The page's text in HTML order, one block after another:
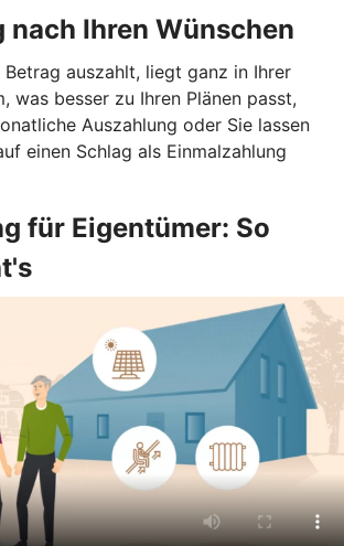
nach Ihren Wünschen
Betrag auszahlt, liegt ganz in Ihrer
was besser zu Ihren Plänen passt,
Auszahlung oder Sie lassen
einen Schlag als Einmalzahlung
für Eigentümer: So